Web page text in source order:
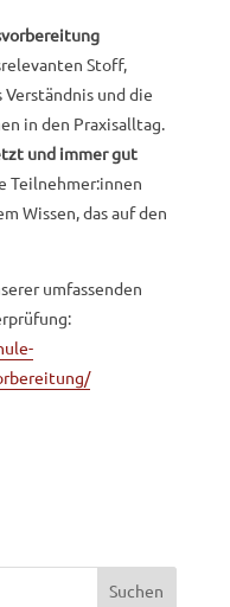
Stoff,
und die
in den Praxisalltag.
und immer gut
Teilnehmer:innen
Wissen, das auf den
umfassenden